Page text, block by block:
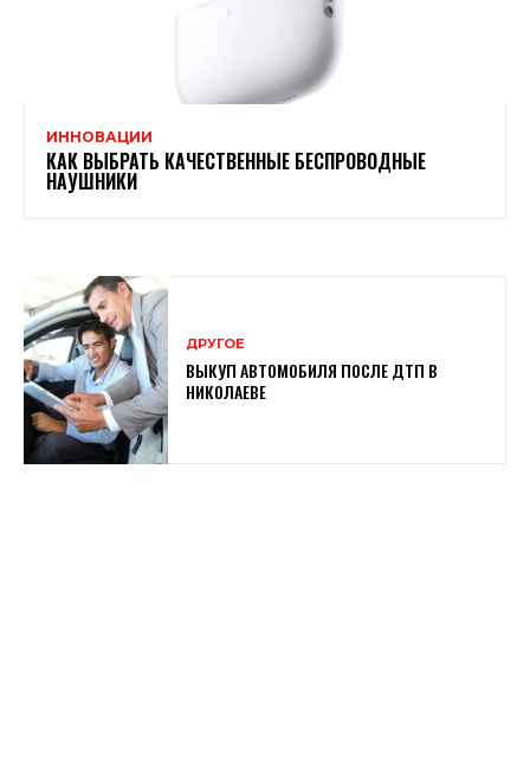
ИННОВАЦИИ
КАК ВЫБРАТЬ КАЧЕСТВЕННЫЕ БЕСПРОВОДНЫЕ
НАУШНИКИ
ДРУГОЕ
ВЫКУП АВТОМОБИЛЯ ПОСЛЕ ДТП В
НИКОЛАЕВЕ